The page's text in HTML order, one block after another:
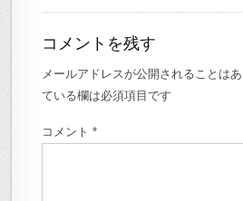
コメントを残す
メールアドレスが公開されることはあ
ている欄は必須項目です
コメント*